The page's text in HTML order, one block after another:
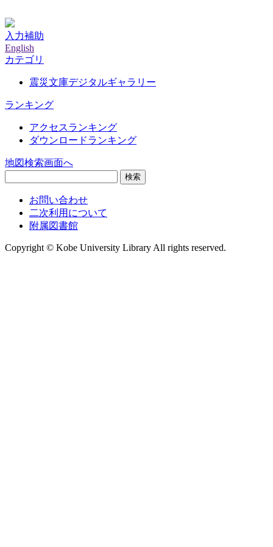
入力補助
English
カテゴリ
震災文庫デジタルギャラリー
ランキング
アクセスランキング
ダウンロードランキング
地図検索画面へ
検索
お問い合わせ
二次利用について
附属図書館
Copyright © Kobe University Library All rights reserved.